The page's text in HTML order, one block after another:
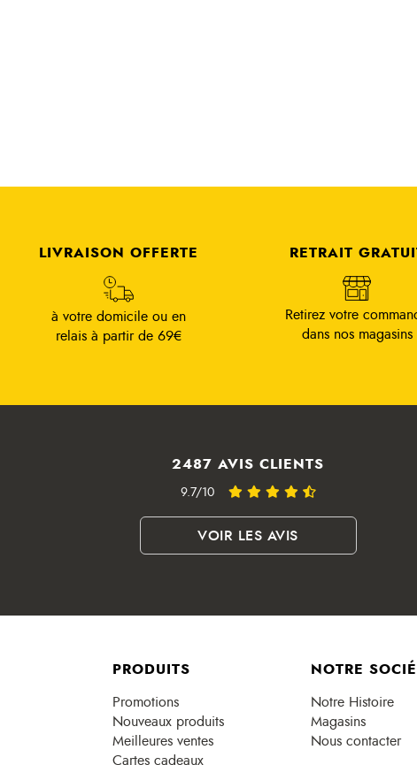
LIVRAISON OFFERTE
à votre domicile ou en
relais à partir de 69€
RETRAIT
Retirez votre
dans nos magasins
2487 AVIS CLIENTS
9.7/10
VOIR LES AVIS
PRODUITS
Promotions
Nouveaux produits
Meilleures ventes
Cartes cadeaux
NOTRE
Notre Histoire
Magasins
Nous contacter